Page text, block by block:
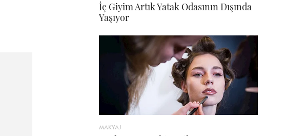
İç Giyim Artık Yatak Odasının Dışında
Yaşıyor
MAKYAJ